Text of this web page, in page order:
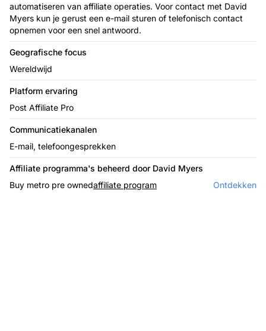
automatiseren van affiliate operaties. Voor contact met David
Myers kun je gerust een e-mail sturen of telefonisch contact
opnemen voor een snel antwoord.
Geografische focus
Wereldwijd
Platform ervaring
Post Affiliate Pro
Communicatiekanalen
E-mail, telefoongesprekken
Affiliate programma's beheerd door David Myers
Buy metro pre ownedaffiliate program Ontdekken